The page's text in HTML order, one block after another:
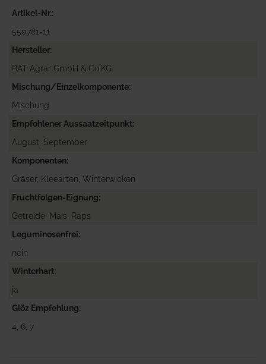
Artikel-Nr.
550781-11
Hersteller
BAT Agrar GmbH & Co.KG
Mischung/Einzelkomponente
Mischung
Empfohlener Aussaatzeitpunkt
August, September
Komponenten
Gräser, Kleearten, Winterwicken
Fruchtfolgen-Eignung
Getreide, Mais, Raps
Leguminosenfrei
nein
Winterhart
ja
Glöz Empfehlung
4, 6, 7